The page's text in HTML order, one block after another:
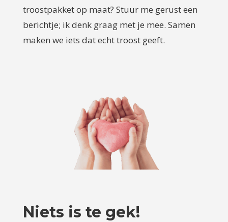
troostpakket op maat? Stuur me gerust een
berichtje; ik denk graag met je mee. Samen
maken we iets dat echt troost geeft.
Niets is te gek!